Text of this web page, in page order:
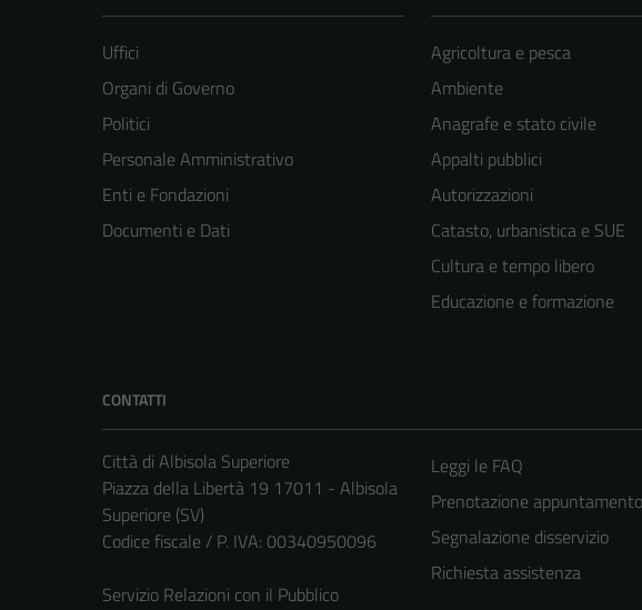
Uffici
Organi di Governo
Politici
Personale Amministrativo
Enti e Fondazioni
Documenti e Dati
Agricoltura e pesca
Ambiente
Anagrafe e stato civile
Appalti pubblici
Autorizzazioni
Catasto, urbanistica e SUE
Cultura e tempo libero
Educazione e formazione
CONTATTI
Città di Albisola Superiore
Piazza della Libertà 19 17011 - Albisola
Superiore (SV)
Codice fiscale / P. IVA: 00340950096
Servizio Relazioni con il Pubblico
Leggi le FAQ
Prenotazione appuntamento
Segnalazione disservizio
Richiesta assistenza